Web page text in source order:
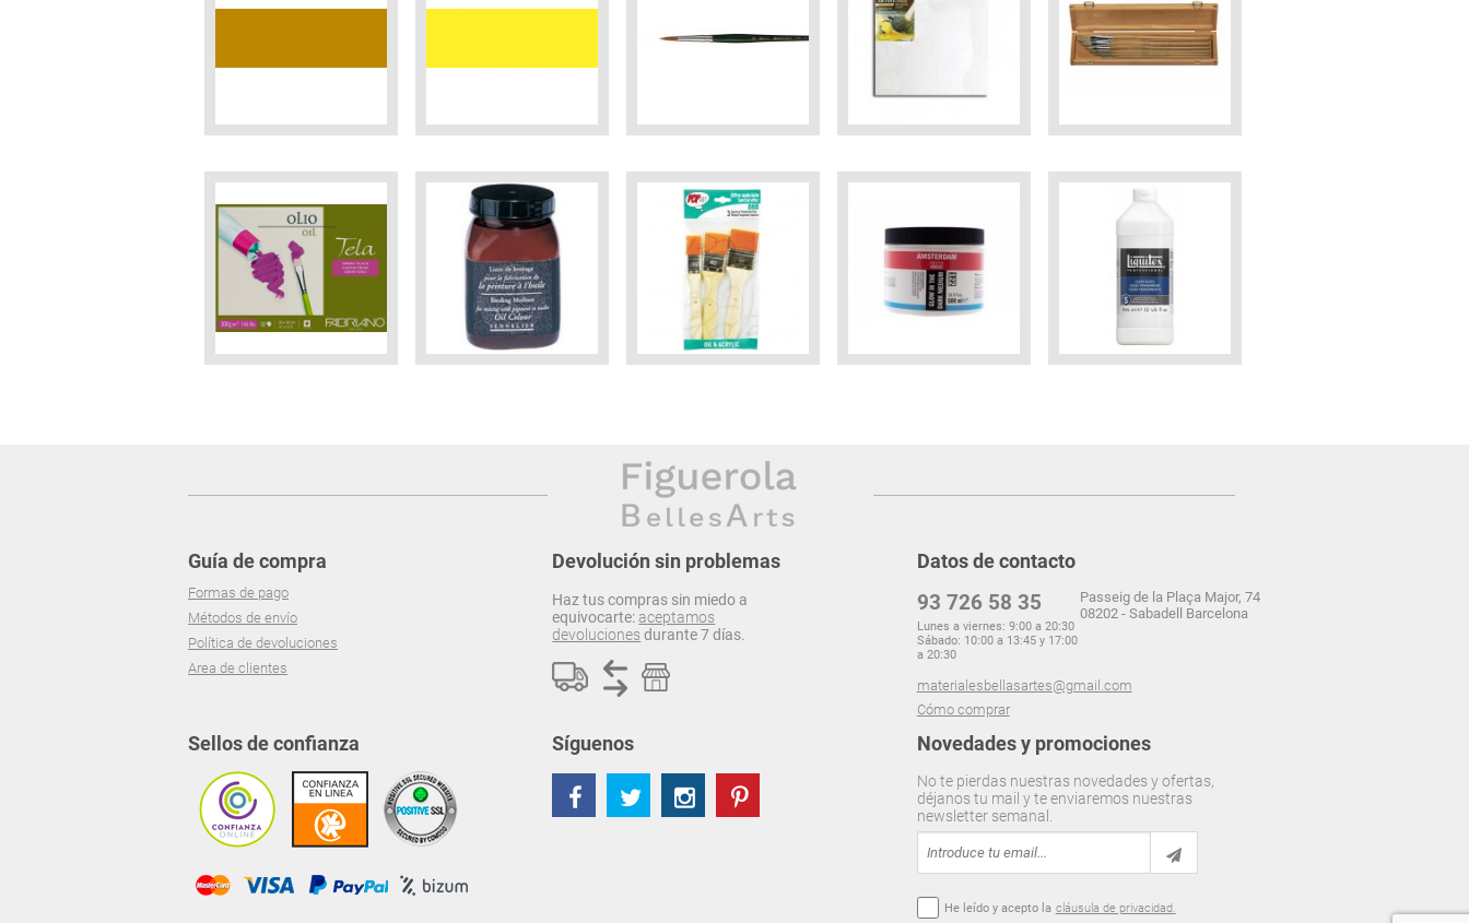
Guía de compra
Formas de pago
Métodos de envío
Política de devoluciones
Area de clientes
Devolución sin problemas
Haz tus compras sin miedo a
equivocarte:aceptamos
devolucionesdurante 7 días.
Datos de contacto
93 726 58 35
Lunes a viernes: 9:00 a 20:30
Sábado: 10:00 a 13:45 y 17:00
a 20:30
materialesbellasartes@gmail.com
Cómo comprar
Passeig de la Plaça Major, 74
08202 - Sabadell Barcelona
Sellos de confianza Novedades y promociones
No te pierdas nuestras novedades y ofertas,
déjanos tu mail y te enviaremos nuestras
newsletter semanal.
He leído y acepto la cláusula de privacidad.
Síguenos